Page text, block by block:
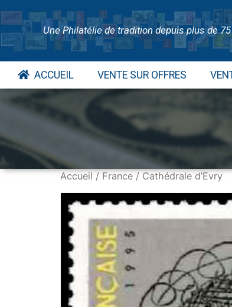
Une Philatélie de tradition depuis plus de
ACCUEIL VENTE SUR OFFRES
Accueil/France/ Cathédrale d’Evry